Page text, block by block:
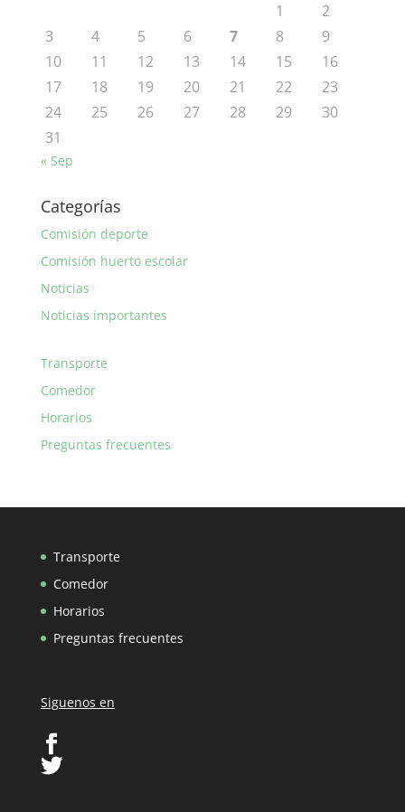
1
2
3
4 5 6 7 8
9
10
11 12 13 14 15
16
17
18 19 20 21 22
23
24
25 26 27 28 29
30
31
« Sep
Categorías
Comisión deporte
Comisión huerto escolar
Noticias
Noticias importantes
Transporte
Comedor
Horarios
Preguntas frecuentes
Transporte
Comedor
Horarios
Preguntas frecuentes
Siguenos en